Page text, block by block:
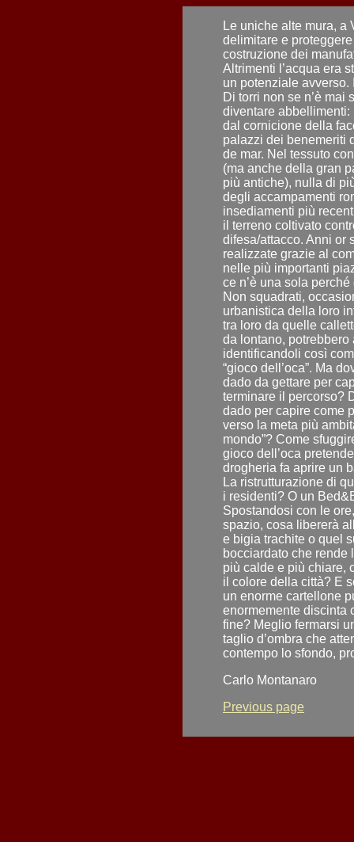
Le uniche alte mura, a
delimitare e
costruzione dei
Altrimenti l’acqua era
un potenziale
Di torri non se n’è mai
diventare
dal cornicione della
palazzi dei benemeriti
de mar. Nel tessuto
(ma anche della gran
più antiche), nulla di
degli accampamenti
insediamenti più
il terreno coltivato
difesa/attacco. Anni or
realizzate grazie al
nelle più importanti
ce n’è una sola
Non squadrati,
urbanistica della loro
tra loro da quelle
da lontano, potrebbero
identificandoli così
“gioco dell’oca”. Ma
dado da gettare per
terminare il percorso?
dado per capire come
verso la meta più
mondo”? Come
gioco dell’oca
drogheria fa aprire un
La ristrutturazione di
i residenti? O un
Spostandosi con le
spazio, cosa libererà
e bigia trachite o quel
bocciardato che
più calde e più chiare,
il colore della città? E
un enorme cartellone
enormemente discinta
fine? Meglio fermarsi
taglio d’ombra che
contempo lo sfondo,
Carlo Montanaro
Previous page